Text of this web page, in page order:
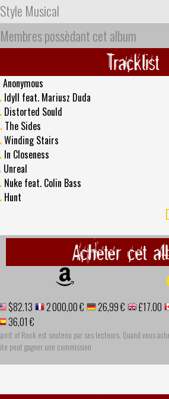
Style Musical
Membres possèdant cet album
Tracklist
Anonymous
Idyll feat. Mariusz Duda
Distorted Sould
The Sides
Winding Stairs
In Closeness
Unreal
Nuke feat. Colin Bass
Hunt
Acheter cet
$82.13 2 000,00 € 26,99 € £17.00
36,01 €
of Rock est soutenu par ses lecteurs. Quand vous
peut gagner une commission